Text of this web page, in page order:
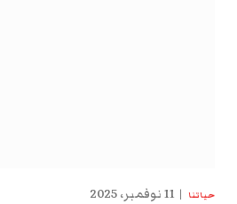
حياتنا 11 نوفمبر، 2025